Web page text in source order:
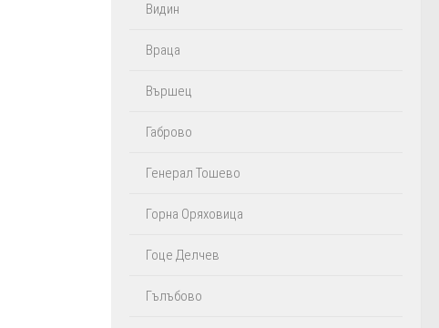
Видин
Враца
Вършец
Габрово
Генерал Тошево
Горна Оряховица
Гоце Делчев
Гълъбово